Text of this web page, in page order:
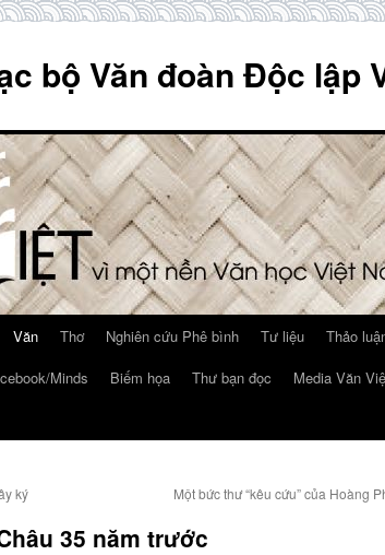
bộ Văn đoàn Độc lập
Văn Thơ Nghiên cứu Phê bình Tư liệu Thảo
Minds Biếm họa Thư bạn đọc Media Văn
ký Một bức thư “kêu cứu” của Hoàng
35 năm trước